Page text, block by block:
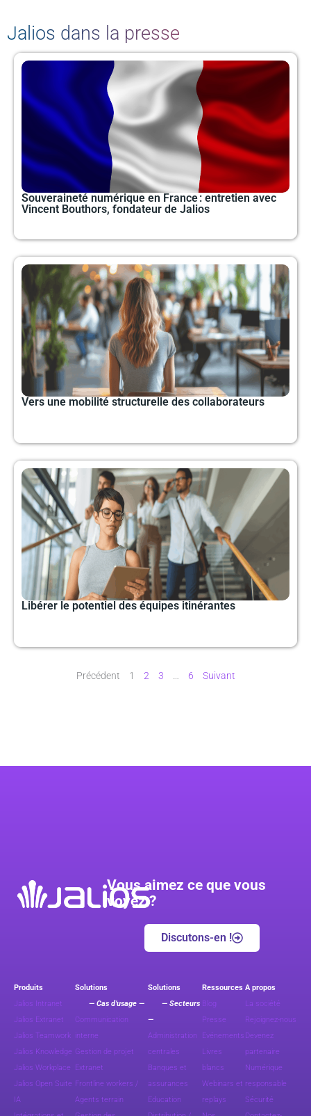
Jalios dans la presse
Souveraineté numérique en France : entretien avec
Vincent Bouthors, fondateur de Jalios
Vers une mobilité structurelle des collaborateurs
Libérer le potentiel des équipes itinérantes
Précédent
P
a
1
P
a
g
2
P
g
3
P
a
6 Suivant
Vous aimez ce que vous
voyez ?
Discutons-en !
Produits
Jalios Intranet
Jalios Extranet
Jalios Teamwork
Jalios Knowledge
Jalios Workplace
Jalios Open Suite
IA
Solutions
— Cas d’usage —
Communication
interne
Gestion de projet
Extranet
Frontline workers /
Agents terrain
Solutions
— Secteurs
—
Administration
centrales
Banques et
assurances
Education
Ressources
Blog
Presse
Evénements
Livres
blancs
Webinars et
replays
A propos
La société
Rejoignez-nous
Devenez
partenaire
Numérique
responsable
Sécurité